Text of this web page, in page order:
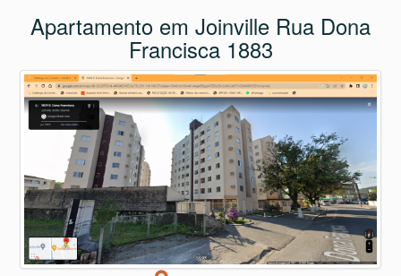
Apartamento em Joinville Rua Dona
Francisca 1883